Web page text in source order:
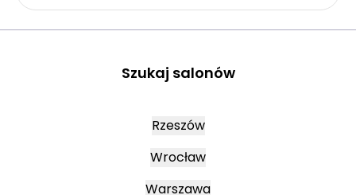
Szukaj salonów
Rzeszów
Wrocław
Warszawa